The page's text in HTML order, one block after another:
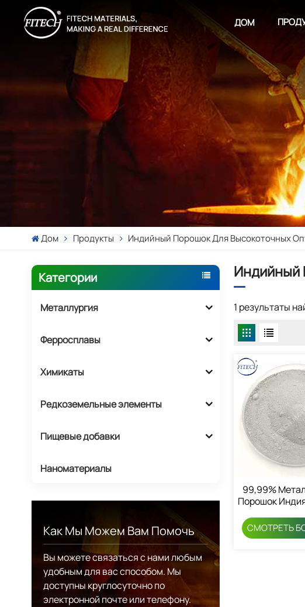
ДОМ
Дом Продукты Индийный Порошок Для Высокоточных
Категории
Металлургия
Ферросплавы
Химикаты
Редкоземельные элементы
Пищевые добавки
Наноматериалы
Как Мы Можем Вам Помочь
Вы можете связаться с нами любым
удобным для вас способом. Мы
доступны круглосуточно по
электронной почте или телефону.
Индийный
1 результаты
99,99%
Порошок
СМОТРЕТЬ